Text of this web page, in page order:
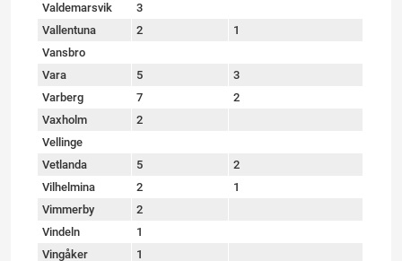
Valdemarsvik
3
Vallentuna
2
1
Vansbro
Vara
5
3
Varberg
7
2
Vaxholm
2
Vellinge
Vetlanda
5
2
Vilhelmina
2
1
Vimmerby
2
Vindeln
1
Vingåker
1